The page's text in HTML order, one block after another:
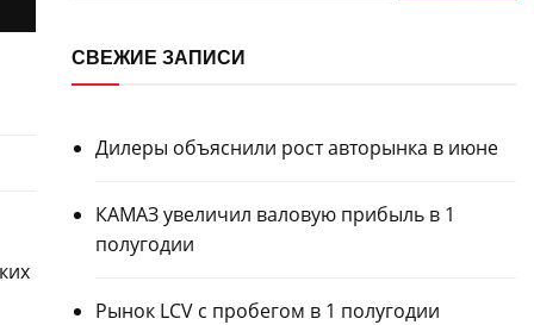
СВЕЖИЕ ЗАПИСИ
Дилеры объяснили рост авторынка в июне
КАМАЗ увеличил валовую прибыль в 1
полугодии
Рынок LCV с пробегом в 1 полугодии